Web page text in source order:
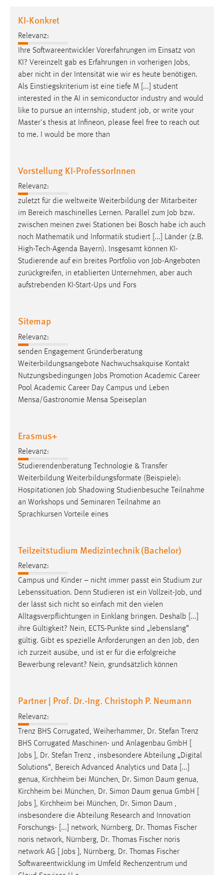
KI-Konkret
Relevanz:
Ihre Softwareentwickler Vorerfahrungen im Einsatz von
KI? Vereinzelt gab es Erfahrungen in vorherigen Jobs,
aber nicht in der Intensität wie wir es heute benötigen.
Als Einstiegskriterium ist eine tiefe M [...] student
interested in the AI in semiconductor industry and would
like to pursue an internship, student job, or write your
Master's thesis at Infineon, please feel free to reach out
to me. I would be more than
Vorstellung KI-ProfessorInnen
Relevanz:
zuletzt für die weltweite Weiterbildung der Mitarbeiter
im Bereich maschinelles Lernen. Parallel zum Job bzw.
zwischen meinen zwei Stationen bei Bosch habe ich auch
noch Mathematik und Informatik studiert [...] Länder (z.B.
High-Tech-Agenda Bayern). Insgesamt können KI-
Studierende auf ein breites Portfolio von Job-Angeboten
zurückgreifen, in etablierten Unternehmen, aber auch
aufstrebenden KI-Start-Ups und Fors
Sitemap
Relevanz:
senden Engagement Gründerberatung
Weiterbildungsangebote Nachwuchsakquise Kontakt
Nutzungsbedingungen Jobs Promotion Academic Career
Pool Academic Career Day Campus und Leben
Mensa/Gastronomie Mensa Speiseplan
Erasmus+
Relevanz:
Studierendenberatung Technologie & Transfer
Weiterbildung Weiterbildungsformate (Beispiele):
Hospitationen Job Shadowing Studienbesuche Teilnahme
an Workshops und Seminaren Teilnahme an
Sprachkursen Vorteile eines
Teilzeitstudium Medizintechnik (Bachelor)
Relevanz:
Campus und Kinder – nicht immer passt ein Studium zur
Lebenssituation. Denn Studieren ist ein Vollzeit-Job, und
der lässt sich nicht so einfach mit den vielen
Alltagsverpflichtungen in Einklang bringen. Deshalb [...]
ihre Gültigkeit? Nein, ECTS-Punkte sind „lebenslang“
gültig. Gibt es spezielle Anforderungen an den Job, den
ich zurzeit ausübe, und ist er für die erfolgreiche
Bewerbung relevant? Nein, grundsätzlich können
Partner | Prof. Dr.-Ing. Christoph P. Neumann
Relevanz:
Trenz BHS Corrugated, Weiherhammer, Dr. Stefan Trenz
BHS Corrugated Maschinen- und Anlagenbau GmbH [
Jobs ], Dr. Stefan Trenz , insbesondere Abteilung „Digital
Solutions“, Bereich Advanced Analytics und Data [...]
genua, Kirchheim bei München, Dr. Simon Daum genua,
Kirchheim bei München, Dr. Simon Daum genua GmbH [
Jobs ], Kirchheim bei München, Dr. Simon Daum ,
insbesondere die Abteilung Research and Innovation
Forschungs- [...] network, Nürnberg, Dr. Thomas Fischer
noris network, Nürnberg, Dr. Thomas Fischer noris
network AG [ Jobs ], Nürnberg, Dr. Thomas Fischer
Softwareentwicklung im Umfeld Rechenzentrum und
Performance
Name:
staticfilecache
Zweck:
Für performante Seitenauslieferung wird in diesem Cookie
gespeichert, ob man eingeloggt ist.
Sprachpräferenz
Name:
Das Cookie speichert die gewählte Sprache der Website.
Cookie Laufzeit:
30 Tage
Chat
Name:
MibewSessionID, MIBEW_UserID, mibew_locale, mibew-
chat-frame-style-5e9dbeb1811c0446
Cookie Laufzeit:
MibewSessionID, mibew-chat-frame-style-
5e9dbeb1811c0446 = Sitzungslaufzeit, mibew_locale = 3
Jahre, MIBEW_UserID = 1 Jahr
Login
Name:
Zweck:
einloggen zu können.
Cookie Laufzeit:
Diese Informationen helfen uns zu verstehen, wie
unsere Besucher unsere Website nutzen.
Matomo
Name:
_pk_ref, _pk_cvar, _pk_id, _pk_ses
Zweck:
Zugriffsstatistik
Cookie Laufzeit:
MARKETING
Marketing Cookies werden von Drittanbietern
verwendet, um personalisierte Werbung anzuzeigen.
Sie tun dies, indem sie Besucher über Websites
hinweg verfolgen.
Google Ads
Name:
_gcl_au
Anbieter:
Google Ireland Limited